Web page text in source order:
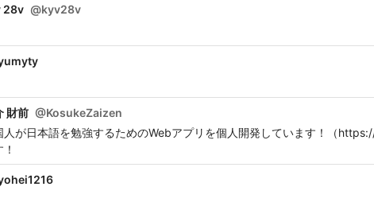
28v @kyv28v
財前 @KosukeZaizen
人が日本語を勉強するためのWebアプリを個人開発しています！（